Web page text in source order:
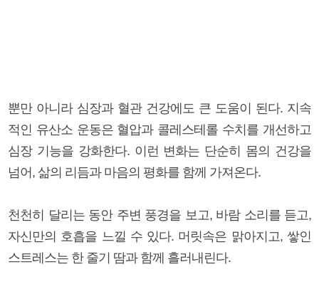
뿐만 아니라 심장과 혈관 건강에도 큰 도움이 된다. 지속
적인 유산소 운동은 혈압과 콜레스테롤 수치를 개선하고
심장 기능을 강화한다. 이런 변화는 단순히 몸의 건강을
넘어, 삶의 리듬과 마음의 평화를 함께 가져온다.
천천히 달리는 동안 주변 풍경을 보고, 바람 소리를 듣고,
자신만의 호흡을 느낄 수 있다. 머릿속은 맑아지고, 쌓인
스트레스는 한 줄기 땀과 함께 흘러내린다.